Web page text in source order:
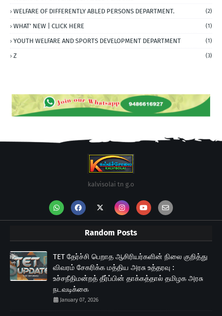
WELFARE OF DIFFERENTLY ABLED PERSONS DEPARTMENT. (2)
WHAT' NEW | CLICK HERE (1)
YOUTH WELFARE AND SPORTS DEVELOPMENT DEPARTMENT (1)
Z (3)
kalvisolai tn g.o
Random Posts
TET தேர்ச்சி பெறாத ஆசிரியர்களின் நிலை குறித்து
விவரம் சேகரிக்க மத்திய அரசு உத்தரவு :
உச்சநீதிமன்றத் தீர்ப்பின் தாக்கத்தால் தமிழக அரசு
நடவடிக்கை
January 07, 2026